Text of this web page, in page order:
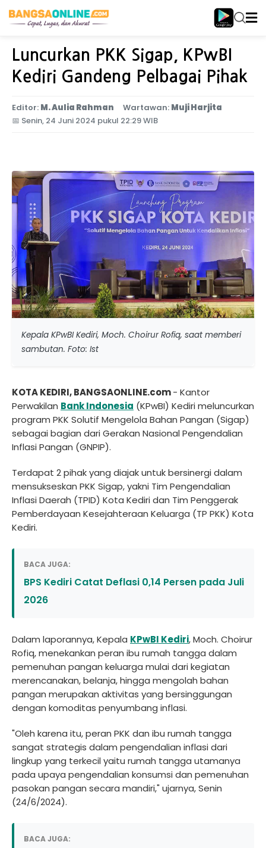
Home Jawa Timur
Luncurkan PKK Sigap, KPwBI
Kediri Gandeng Pelbagai Pihak
Editor: M. Aulia Rahman Wartawan: Muji Harjita
📅 Senin, 24 Juni 2024 pukul 22:29 WIB
Kepala KPwBI Kediri, Moch. Choirur Rofiq, saat memberi
sambutan. Foto: Ist
KOTA KEDIRI, BANGSAONLINE.com- Kantor
Perwakilan Bank Indonesia (KPwBI) Kediri meluncurkan
program PKK Solutif Mengelola Bahan Pangan (Sigap)
sebagai bagian dari Gerakan Nasional Pengendalian
Inflasi Pangan (GNPIP).
Terdapat 2 pihak yang diajak untuk bersinergi dalam
mensukseskan PKK Sigap, yakni Tim Pengendalian
Inflasi Daerah (TPID) Kota Kediri dan Tim Penggerak
Pemberdayaan Kesejahteraan Keluarga (TP PKK) Kota
Kediri.
BACA JUGA:
BPS Kediri Catat Deflasi 0,14 Persen pada Juli
2026
Dalam laporannya, Kepala KPwBI Kediri, Moch. Choirur
Rofiq, menekankan peran ibu rumah tangga dalam
pemenuhan pangan keluarga mulai dari kegiatan
merencanakan, belanja, hingga mengolah bahan
pangan merupakan aktivitas yang bersinggungan
dengan komoditas penyumbang inflasi.
"Oleh karena itu, peran PKK dan ibu rumah tangga
sangat strategis dalam pengendalian inflasi dari
lingkup yang terkecil yaitu rumah tangga utamanya
pada upaya pengendalian konsumsi dan pemenuhan
pasokan pangan secara mandiri," ujarnya, Senin
(24/6/2024).
BACA JUGA: